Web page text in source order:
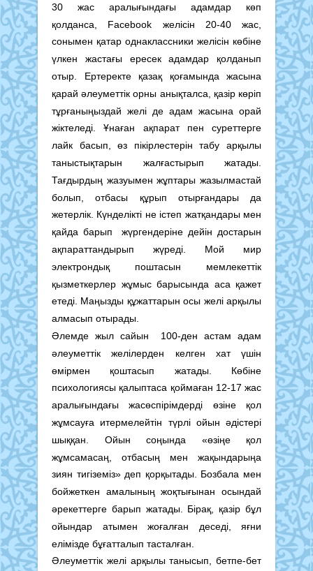
30 жас аралығындағы адамдар көп
қолданса, Facebook желісін 20-40 жас,
сонымен қатар однаклассники желісін көбіне
үлкен жастағы ересек адамдар қолданып
отыр. Ертеректе қазақ қоғамында жасына
қарай әлеуметтік орны анықталса, қазір көріп
тұрғаныңыздай желі де адам жасына орай
жіктеледі. Ұнаған ақпарат пен суреттерге
лайк басып, өз пікірлестерін табу арқылы
таныстықтарын жалғастырып жатады.
Тағдырдың жазуымен жұптары жазылмастай
болып, отбасы құрып отырғандары да
жетерлік. Күнделікті не істеп жатқандары мен
қайда барып жүргендеріне дейін достарын
ақпараттандырып жүреді. Мой мир
электрондық поштасын мемлекеттік
қызметкерлер жұмыс барысында аса қажет
етеді. Маңызды құжаттарын осы желі арқылы
алмасып отырады.
Әлемде жыл сайын 100-ден астам адам
әлеуметтік желілерден келген хат үшін
өмірмен қоштасып жатады. Көбіне
психологиясы қалыптаса қоймаған 12-17 жас
аралығындағы жасөспірімдерді өзіне қол
жұмсауға итермелейтін түрлі ойын әдістері
шыққан. Ойын соңында «өзіңе қол
жұмсамасаң, отбасың мен жақындарыңа
зиян тигіземіз» деп қорқытады. Бозбала мен
бойжеткен амалының жоқтығынан осындай
әрекеттерге барып жатады. Бірақ, қазір бұл
ойындар атымен жоғалған деседі, яғни
елімізде бұғатталып тасталған.
Әлеуметтік желі арқылы танысып, бетпе-бет